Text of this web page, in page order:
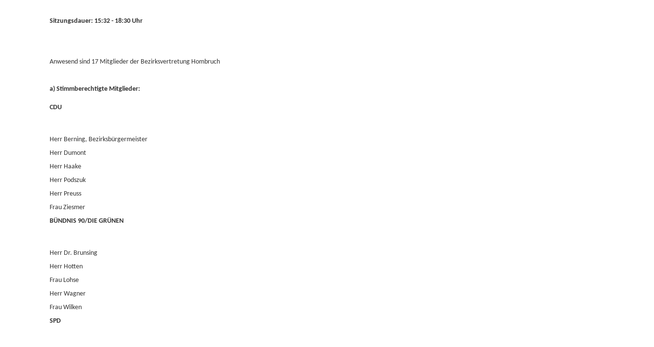
Sitzungsdauer: 15:32 - 18:30 Uhr
Anwesend sind 17 Mitglieder der Bezirksvertretung Hombruch
a) Stimmberechtigte Mitglieder:
CDU
Herr Berning, Bezirksbürgermeister
Herr Dumont
Herr Haake
Herr Podszuk
Herr Preuss
Frau Ziesmer
BÜNDNIS 90/DIE GRÜNEN
Herr Dr. Brunsing
Herr Hotten
Frau Lohse
Herr Wagner
Frau Wilken
SPD